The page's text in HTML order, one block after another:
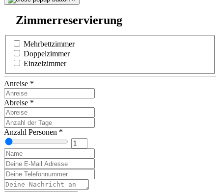
Zimmerreservierung
Mehrbettzimmer
Doppelzimmer
Einzelzimmer
Anreise *
Abreise *
Anzahl Personen *